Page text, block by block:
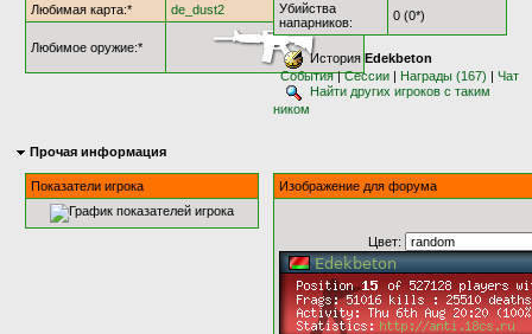
Любимая карта:*
de_dust2
Любимое оружие:*
Убийства
напарников:
0 (0*)
ИсторияEdekbeton
События|Сессии | Награды (167) |Чат
Найти других игроков с таким
ником
Прочая информация
Показатели игрока Изображение для форума
Цвет: